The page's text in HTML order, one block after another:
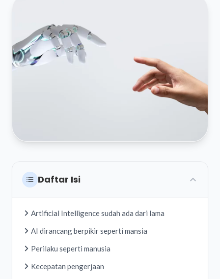
Daftar Isi
Artificial Intelligence sudah ada dari lama
AI dirancang berpikir seperti mansia
Perilaku seperti manusia
Kecepatan pengerjaan